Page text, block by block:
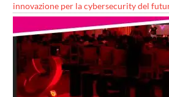
innovazione per la cybersecurity del